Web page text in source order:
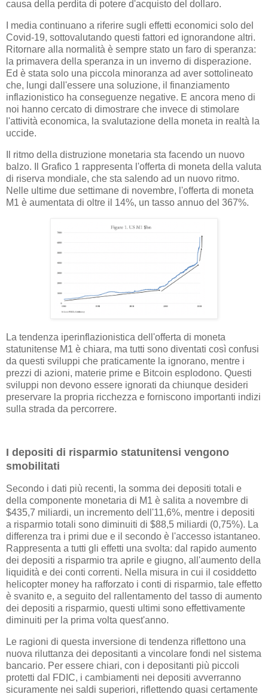
causa della perdita di potere d'acquisto del dollaro.
I media continuano a riferire sugli effetti economici solo del
Covid-19, sottovalutando questi fattori ed ignorandone altri.
Ritornare alla normalità è sempre stato un faro di speranza:
la primavera della speranza in un inverno di disperazione.
Ed è stata solo una piccola minoranza ad aver sottolineato
che, lungi dall'essere una soluzione, il finanziamento
inflazionistico ha conseguenze negative. E ancora meno di
noi hanno cercato di dimostrare che invece di stimolare
l'attività economica, la svalutazione della moneta in realtà la
uccide.
Il ritmo della distruzione monetaria sta facendo un nuovo
balzo. Il Grafico 1 rappresenta l'offerta di moneta della valuta
di riserva mondiale, che sta salendo ad un nuovo ritmo.
Nelle ultime due settimane di novembre, l'offerta di moneta
M1 è aumentata di oltre il 14%, un tasso annuo del 367%.
La tendenza iperinflazionistica dell'offerta di moneta
statunitense M1 è chiara, ma tutti sono diventati così confusi
da questi sviluppi che praticamente la ignorano, mentre i
prezzi di azioni, materie prime e Bitcoin esplodono. Questi
sviluppi non devono essere ignorati da chiunque desideri
preservare la propria ricchezza e forniscono importanti indizi
sulla strada da percorrere.
I depositi di risparmio statunitensi vengono
smobilitati
Secondo i dati più recenti, la somma dei depositi totali e
della componente monetaria di M1 è salita a novembre di
$435,7 miliardi, un incremento dell'11,6%, mentre i depositi
a risparmio totali sono diminuiti di $88,5 miliardi (0,75%). La
differenza tra i primi due e il secondo è l'accesso istantaneo.
Rappresenta a tutti gli effetti una svolta: dal rapido aumento
dei depositi a risparmio tra aprile e giugno, all'aumento della
liquidità e dei conti correnti. Nella misura in cui il cosiddetto
helicopter money ha rafforzato i conti di risparmio, tale effetto
è svanito e, a seguito del rallentamento del tasso di aumento
dei depositi a risparmio, questi ultimi sono effettivamente
diminuiti per la prima volta quest'anno.
Le ragioni di questa inversione di tendenza riflettono una
nuova riluttanza dei depositanti a vincolare fondi nel sistema
bancario. Per essere chiari, con i depositanti più piccoli
protetti dal FDIC, i cambiamenti nei depositi avverranno
sicuramente nei saldi superiori, riflettendo quasi certamente